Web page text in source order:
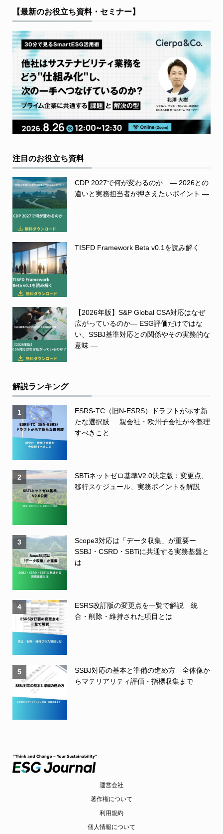
【最新のお役立ち資料・セミナー】
注目のお役立ち資料
CDP 2027で何が変わるのか ― 2026との
違いと実務担当者が押さえたいポイント ―
TISFD Framework Beta v0.1を読み解く
【2026年版】S&P Global CSA対応はなぜ
広がっているのか― ESG評価だけではな
い、SSBJ基準対応との関係やその実務的な
意味 ―
解説ランキング
1
ESRS-TC（旧N-ESRS）ドラフトが示す新
たな選択肢──親会社・欧州子会社が今整理
すべきこと
2
SBTiネットゼロ基準V2.0決定版：変更点、
移行スケジュール、実務ポイントを解説
3
Scope3対応は「データ収集」が重要ー
SSBJ・CSRD・SBTiに共通する実務基盤と
は
4
ESRS改訂版の変更点を一覧で解説 統
合・削除・維持された項目とは
5
SSBJ対応の基本と準備の進め方 全体像か
らマテリアリティ評価・指標収集まで
運営会社
著作権について
利用規約
個人情報について